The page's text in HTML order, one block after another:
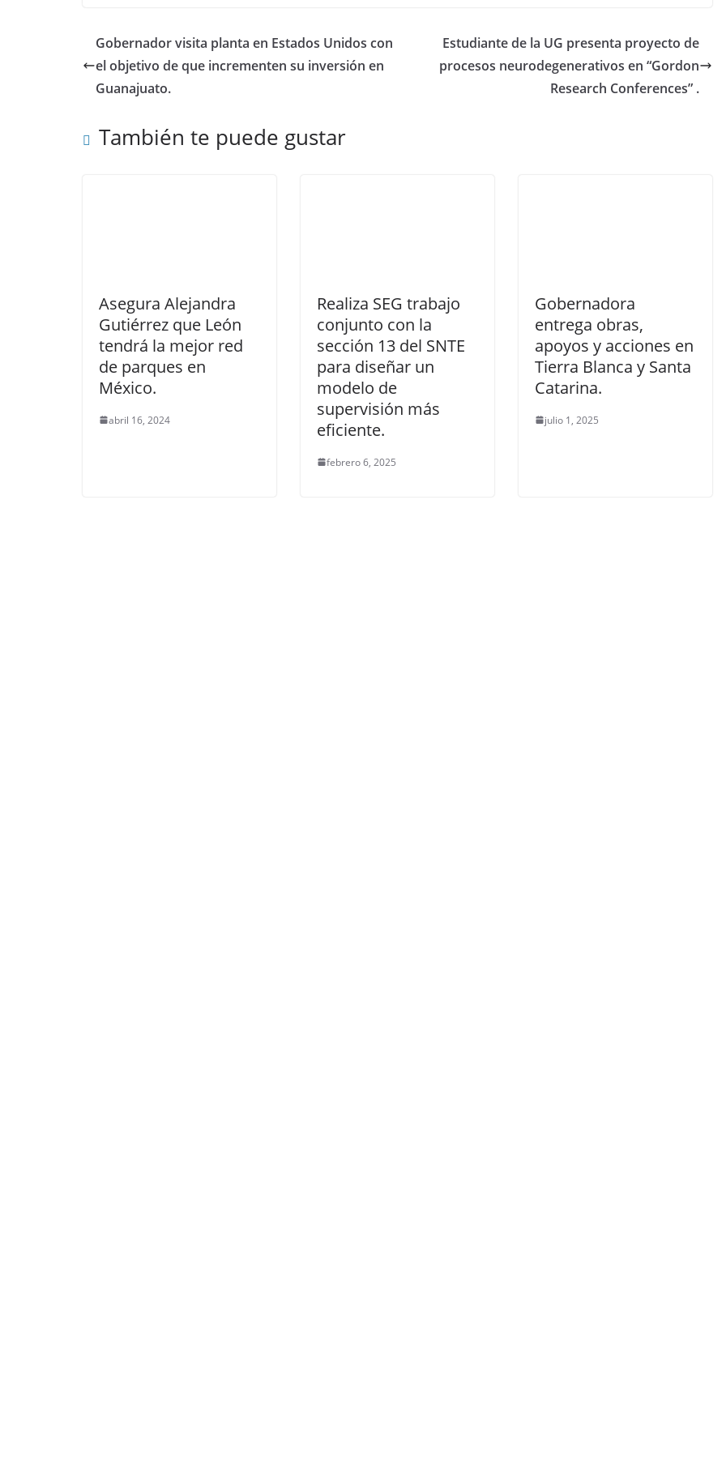
o
o
k
p
p
n
Gobernador visita planta en Estados Unidos con
el objetivo de que incrementen su inversión en
Guanajuato.
Estudiante de la UG presenta proyecto de
procesos neurodegenerativos en “Gordon
Research Conferences” .
También te puede gustar
Asegura Alejandra
Gutiérrez que León
tendrá la mejor red
de parques en
México.
abril 16, 2024
Realiza SEG trabajo
conjunto con la
sección 13 del SNTE
para diseñar un
modelo de
supervisión más
eficiente.
febrero 6, 2025
Gobernadora
entrega obras,
apoyos y acciones en
Tierra Blanca y Santa
Catarina.
julio 1, 2025